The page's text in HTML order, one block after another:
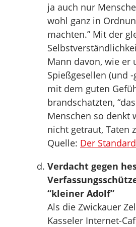
ja auch nur
wohl ganz in
machten.” Mit der
Mann davon, wie er
Spießgesellen (und
mit dem guten
brandschatzten,
Menschen so denkt
nicht getraut, Taten
Quelle: Der Standard
Verdacht gegen
“kleiner Adolf”
Als die Zwickauer
Kasseler Internet-